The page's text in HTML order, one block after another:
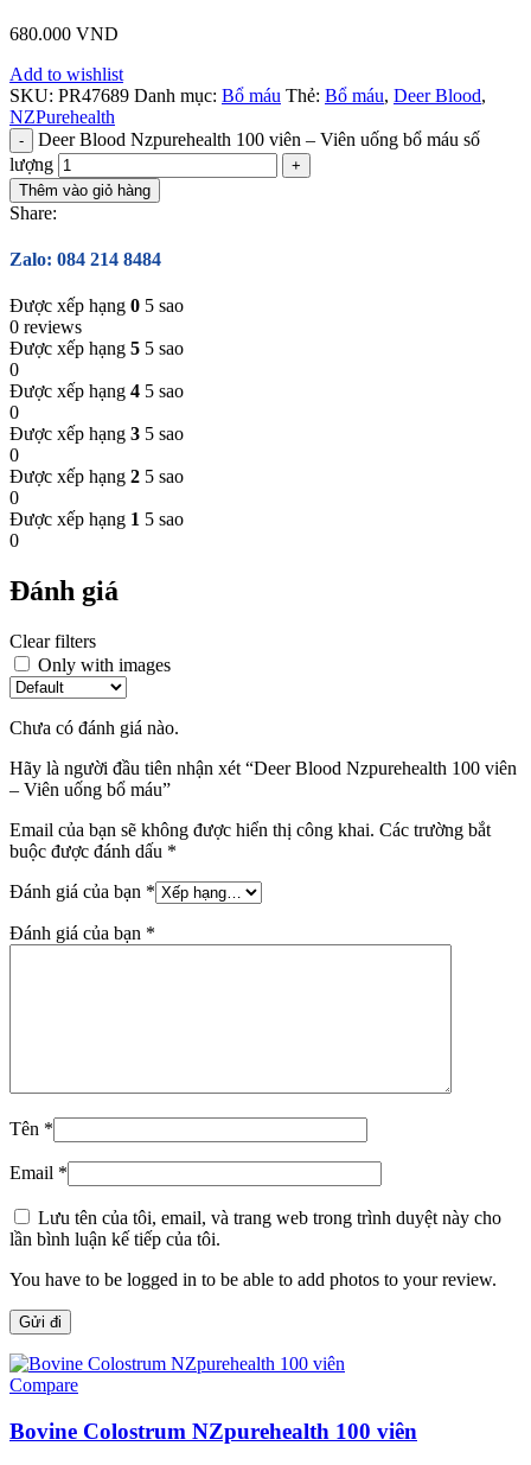
680.000 VND
Add to wishlist
SKU: PR47689 Danh mục: Bổ máu Thẻ: Bổ máu, Deer Blood,
NZPurehealth
Deer Blood Nzpurehealth 100 viên – Viên uống bổ máu số
lượng
Thêm vào giỏ hàng
Share:
Zalo: 084 214 8484
Được xếp hạng 0 5 sao
0 reviews
Được xếp hạng 5 5 sao
0
Được xếp hạng 4 5 sao
0
Được xếp hạng 3 5 sao
0
Được xếp hạng 2 5 sao
0
Được xếp hạng 1 5 sao
0
Đánh giá
Clear filters
Only with images
Chưa có đánh giá nào.
Hãy là người đầu tiên nhận xét “Deer Blood Nzpurehealth 100 viên
– Viên uống bổ máu”
Email của bạn sẽ không được hiển thị công khai. Các trường bắt
buộc được đánh dấu *
Đánh giá của bạn *
Đánh giá của bạn *
Tên *
Email *
Lưu tên của tôi, email, và trang web trong trình duyệt này cho
lần bình luận kế tiếp của tôi.
You have to be logged in to be able to add photos to your review.
Compare
Bovine Colostrum NZpurehealth 100 viên